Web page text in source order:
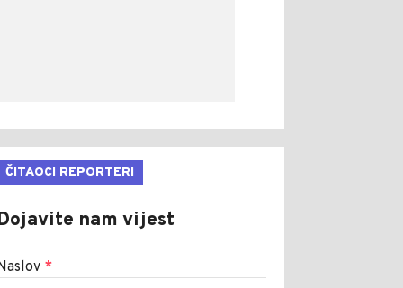
ČITAOCI REPORTERI
nam vijest
*